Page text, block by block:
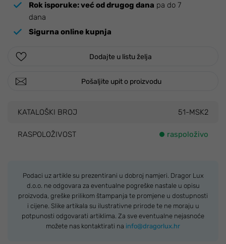
Rok isporuke:već od drugog dana pa do 7
dana
Sigurna online kupnja
Dodajte u listu želja
Pošaljite upit o proizvodu
KATALOŠKI BROJ 51-MSK2
RASPOLOŽIVOST raspoloživo
Podaci uz artikle su prezentirani u dobroj namjeri. Dragor Lux
d.o.o. ne odgovara za eventualne pogreške nastale u opisu
proizvoda, greške prilikom štampanja te promjene u dostupnosti
i cijene. Slike artikala su ilustrativne prirode te ne moraju u
potpunosti odgovarati artiklima. Za sve eventualne nejasnoće
možete nas kontaktirati na info@dragorlux.hr